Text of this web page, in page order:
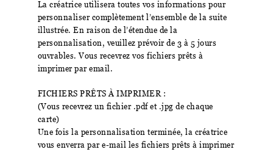
La créatrice utilisera toutes vos informations pour
personnaliser complètement l’ensemble de la suite
illustrée. En raison de l’étendue de la
personnalisation, veuillez prévoir de 3 à 5 jours
ouvrables. Vous recevrez vos fichiers prêts à
imprimer par email.
FICHIERS PRÊTS À IMPRIMER :
(Vous recevrez un fichier .pdf et .jpg de chaque
carte)
Une fois la personnalisation terminée, la créatrice
vous enverra par e-mail les fichiers prêts à imprimer